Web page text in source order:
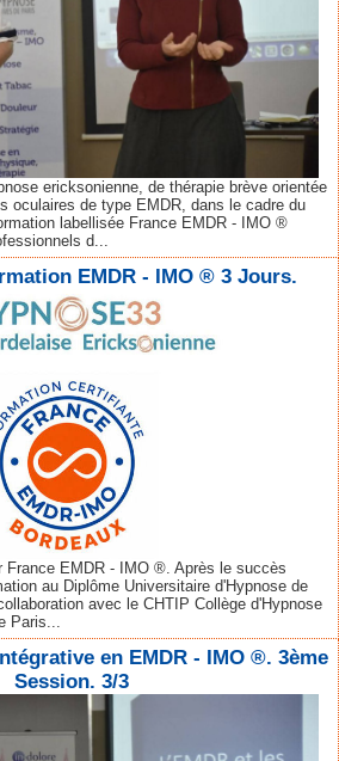
ericksonienne, de thérapie brève orientée
oculaires de type EMDR, dans le cadre du
labellisée France EMDR - IMO ®
d...
EMDR - IMO ® 3 Jours.
France EMDR - IMO ®. Après le succès
au Diplôme Universitaire d'Hypnose de
avec le CHTIP Collège d'Hypnose
Paris...
en EMDR - IMO ®. 3ème
Session. 3/3